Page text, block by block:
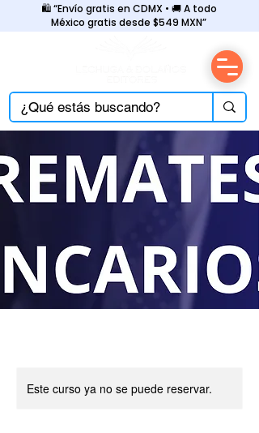
🛍️ “Envío gratis en CDMX • 🚚 A todo
México gratis desde $549 MXN”
Este curso ya no se puede reservar.